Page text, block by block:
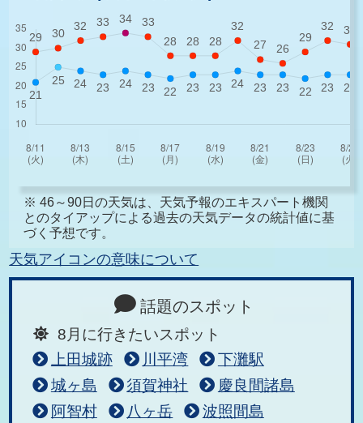
※ 46～90日の天気は、天気予報のエキスパート機関
とのタイアップによる過去の天気データの統計値に基
づく予想です。
天気アイコンの意味について
話題のスポット
8月に行きたいスポット
上田城跡
川平湾
下灘駅
城ヶ島
須賀神社
慶良間諸島
阿智村
八ヶ岳
波照間島